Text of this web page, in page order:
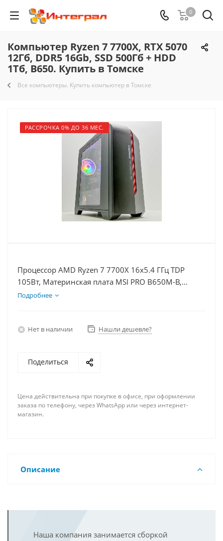
0
Компьютер Ryzen 7 7700X, RTX 5070
12Гб, DDR5 16Gb, SSD 500Гб + HDD
1Тб, B650. Купить в Томске
Все компьютеры. Купить компьютер в Томске
РАССРОЧКА 0% ДО 36 МЕС.
Процессор AMD Ryzen 7 7700X 16x5.4 ГГц TDP
105Вт, Материнская плата MSI PRO B650M-B,
Видеокарта RTX 5070 12Гб, Память DDR5 16Gb,
Подробнее
Нет в наличии Нашли дешевле?
Поделиться
Цена действительна при покупке в офисе, при оформлении
заказа по телефону, через WhatsApp или через интернет-
магазин.
Описание
Наша компания занимается сборкой